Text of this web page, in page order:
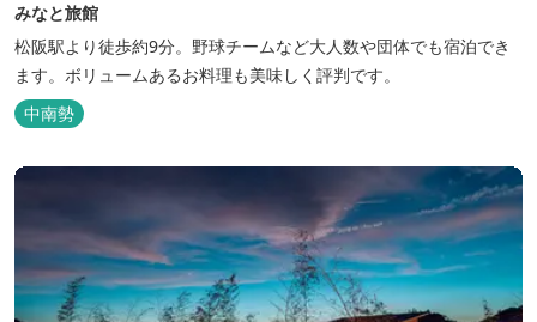
みなと旅館
松阪駅より徒歩約9分。野球チームなど大人数や団体でも宿泊でき
ます。ボリュームあるお料理も美味しく評判です。
中南勢